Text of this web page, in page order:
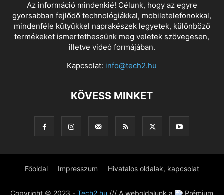
Az információ mindenkié! Célunk, hogy az egyre
gyorsabban fejlődő technológiákkal, mobiletelefonokkal,
mindenféle kütyükkel naprakészek legyetek, különböző
termékeket ismertethessünk meg veletek szövegesen,
illetve videó formájában.
Kapcsolat: info@tech2.hu
KÖVESS MINKET
Főoldal Impresszum Hivatalos oldalak, kapcsolat
Copyright © 2023 - Tech2.hu /// A weboldalunk a Prémium